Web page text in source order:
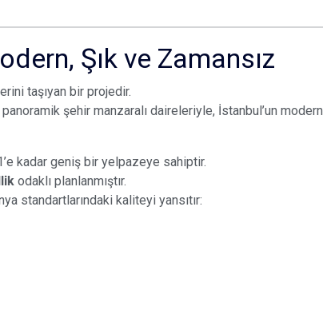
Şık ve Zamansız
taşıyan bir projedir.
şehir manzaralı daireleriyle, İstanbul’un modern
kadar geniş bir yelpazeye sahiptir.
odaklı planlanmıştır.
standartlarındaki kaliteyi yansıtır: